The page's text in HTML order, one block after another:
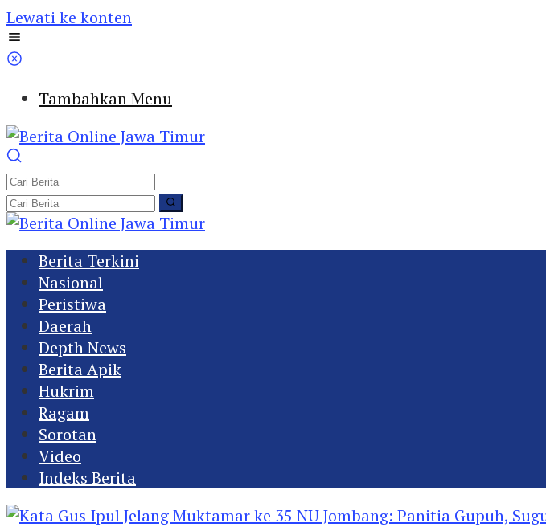
Lewati ke konten
Tambahkan Menu
Berita Terkini
Nasional
Peristiwa
Daerah
Depth News
Berita Apik
Hukrim
Ragam
Sorotan
Video
Indeks Berita